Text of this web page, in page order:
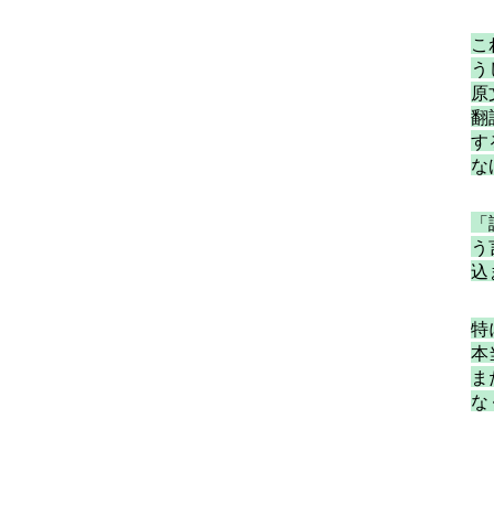
う
翻
す
な
込
特
本
な